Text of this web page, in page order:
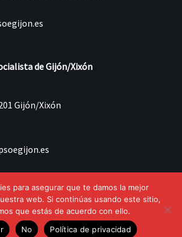
de Gijón/Xixón
Gijón/Xixón
Agrupación Municipal Socialista de
Gijón/Xixón.
de privacidad Política de Cookies
para asegurar que te damos la mejor
web. Si continúas usando este sitio,
que estás de acuerdo con ello.
No Política de privacidad